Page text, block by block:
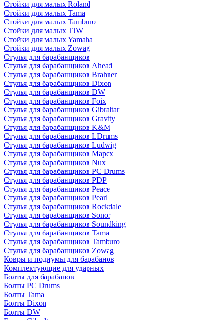
Стойки для малых Roland
Стойки для малых Tama
Стойки для малых Tamburo
Стойки для малых TJW
Стойки для малых Yamaha
Стойки для малых Zowag
Стулья для барабанщиков
Стулья для барабанщиков Ahead
Стулья для барабанщиков Brahner
Стулья для барабанщиков Dixon
Стулья для барабанщиков DW
Стулья для барабанщиков Foix
Стулья для барабанщиков Gibraltar
Стулья для барабанщиков Gravity
Стулья для барабанщиков K&M
Стулья для барабанщиков LDrums
Стулья для барабанщиков Ludwig
Стулья для барабанщиков Mapex
Стулья для барабанщиков Nux
Стулья для барабанщиков PC Drums
Стулья для барабанщиков PDP
Стулья для барабанщиков Peace
Стулья для барабанщиков Pearl
Стулья для барабанщиков Rockdale
Стулья для барабанщиков Sonor
Стулья для барабанщиков Soundking
Стулья для барабанщиков Tama
Стулья для барабанщиков Tamburo
Стулья для барабанщиков Zowag
Ковры и подиумы для барабанов
Комплектующие для ударных
Болты для барабанов
Болты PC Drums
Болты Tama
Болты Dixon
Болты DW